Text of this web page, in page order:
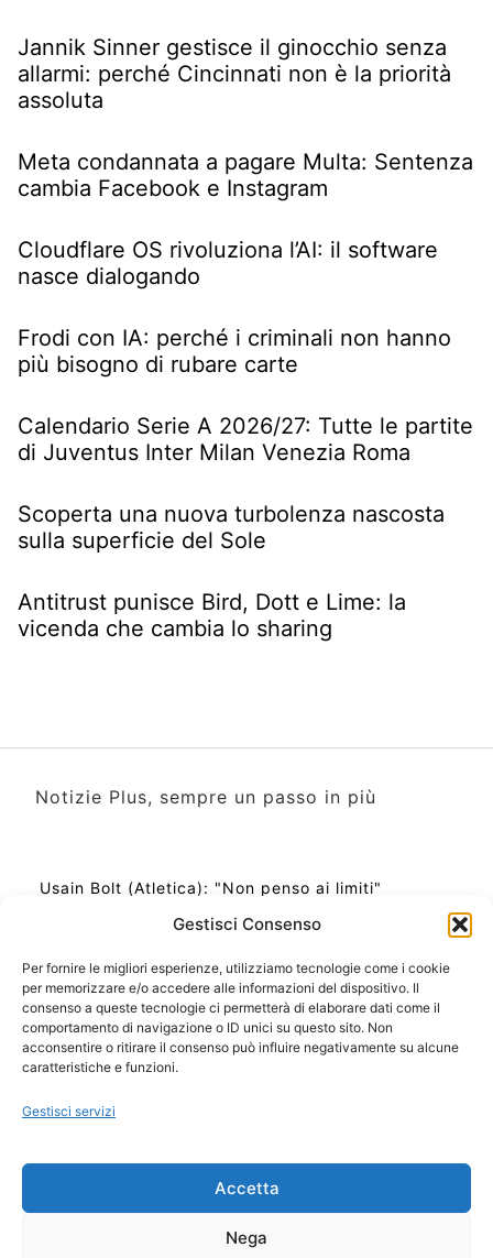
Gestisci Consenso
Per fornire le migliori esperienze, utilizziamo tecnologie come i cookie
per memorizzare e/o accedere alle informazioni del dispositivo. Il
consenso a queste tecnologie ci permetterà di elaborare dati come il
comportamento di navigazione o ID unici su questo sito. Non
acconsentire o ritirare il consenso può influire negativamente su alcune
caratteristiche e funzioni.
Gestisci servizi
Accetta
Nega
Jannik Sinner gestisce il ginocchio senza
allarmi: perché Cincinnati non è la priorità
assoluta
Meta condannata a pagare Multa: Sentenza
cambia Facebook e Instagram
Cloudflare OS rivoluziona l’AI: il software
nasce dialogando
Frodi con IA: perché i criminali non hanno
più bisogno di rubare carte
Calendario Serie A 2026/27: Tutte le partite
di Juventus Inter Milan Venezia Roma
Scoperta una nuova turbolenza nascosta
sulla superficie del Sole
Antitrust punisce Bird, Dott e Lime: la
vicenda che cambia lo sharing
Notizie Plus, sempre un passo in più
Usain Bolt (Atletica): "Non penso ai limiti"
Ora Esatta in Italia in questo momento
Ti Senti Strano Ultimamente? Potrebbe Essere per
la Risonanza di Schumann
Come Sapere Se Stai Ascendendo alla Quinta
Copyright 2026 NotiziePlus.com
📰 Contenuto Umano Verificato